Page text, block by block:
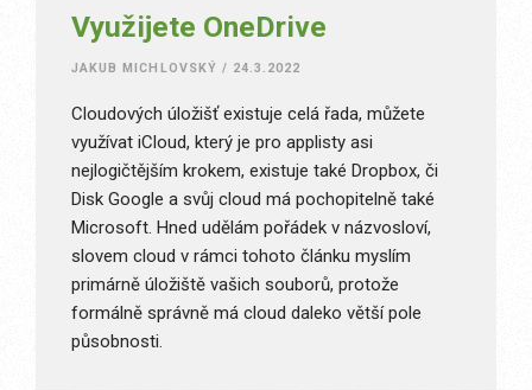
Využijete OneDrive
JAKUB MICHLOVSKÝ / 24.3.2022
Cloudových úložišť existuje celá řada, můžete
využívat iCloud, který je pro applisty asi
nejlogičtějším krokem, existuje také Dropbox, či
Disk Google a svůj cloud má pochopitelně také
Microsoft. Hned udělám pořádek v názvosloví,
slovem cloud v rámci tohoto článku myslím
primárně úložiště vašich souborů, protože
formálně správně má cloud daleko větší pole
působnosti.